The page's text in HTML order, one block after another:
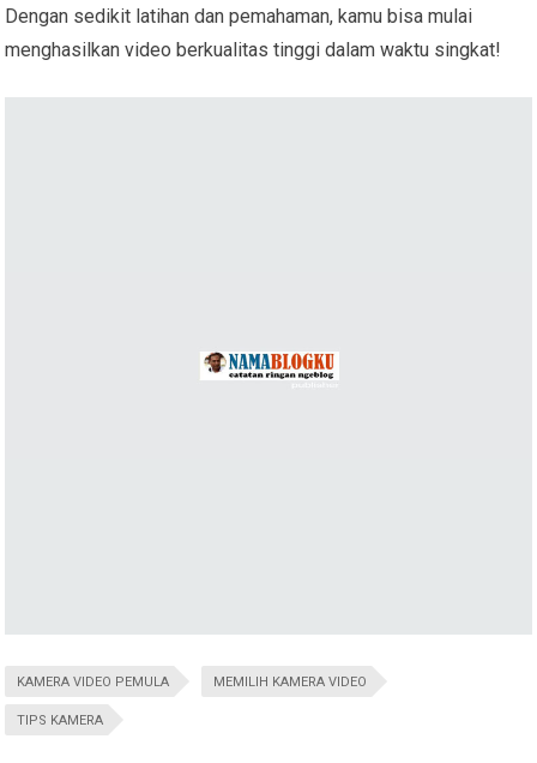
Dengan sedikit latihan dan pemahaman, kamu bisa mulai
menghasilkan video berkualitas tinggi dalam waktu singkat!
KAMERA VIDEO PEMULA MEMILIH KAMERA VIDEO
TIPS KAMERA